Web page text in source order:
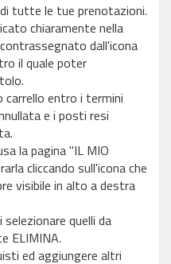
tutte le tue prenotazioni.
chiaramente nella
dall'icona
il quale poter
entro i termini
e i posti resi
la pagina "IL MIO
cliccando sull'icona che
visibile in alto a destra
quelli da
ELIMINA.
ed aggiungere altri